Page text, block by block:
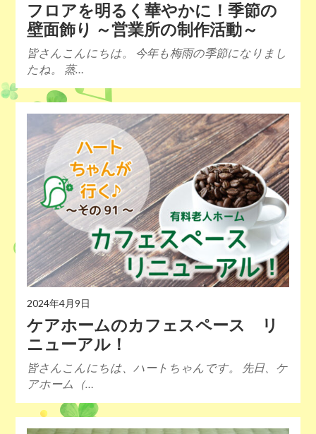
フロアを明るく華やかに！季節の
壁面飾り ～営業所の制作活動～
皆さんこんにちは。 今年も梅雨の季節になりまし
たね。 蒸…
2024年4月9日
ケアホームのカフェスペース リ
ニューアル！
皆さんこんにちは、ハートちゃんです。 先日、ケ
アホーム（…